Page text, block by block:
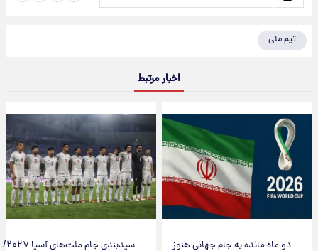
تیم ملی
اخبار مرتبط
دو ماه مانده به جام جهانی هنوز سیدبندی جام ملت‌های آسیا ۲۰۲۷/